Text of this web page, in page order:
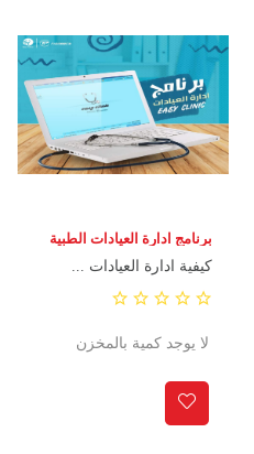
برنامج ادارة العيادات الطبية
كيفية ادارة العيادات ...
لا يوجد كمية بالمخزن